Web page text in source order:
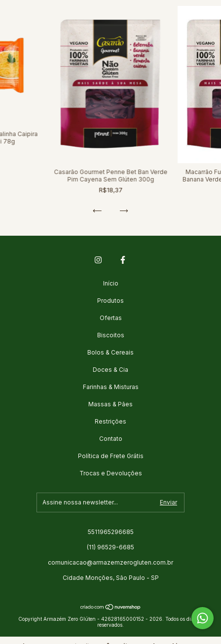
Caipira
78g
Casarão Gourmet Penne Bet Ban Verde
Pim Cayena Sem Glúten 300g
R$18,37
Macarrão
Banana
Início
Produtos
Ofertas
Biscoitos
Bolos & Cereais
Doces & Cia
Farinhas & Misturas
Massas & Pães
Restrições
Contato
Política de Frete Grátis
Trocas e Devoluções
5511965296685
(11) 96529-6685
comunicacao@armazemzerogluten.com.br
Cidade Monções, São Paulo - SP
Copyright Armazém Zero Glúten - 42628165000152 - 2026. Todos os direitos
reservados.